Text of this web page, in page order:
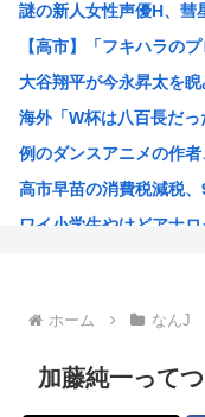
理容室経営て今から難
高市早苗の消費税減税
首相官邸、"映え"を意
【画像】女子高生さん
【動画】 広島記念公園
【批判】ラノベ作家（
謎の新人女性声優H、彗
【高市】「フキハラの
大谷翔平が今永昇太を
海外「W杯は八百長だ
例のダンスアニメの作
高市早苗の消費税減税
ワイ小学生やけどアナ
ちいかわのモモンガ、逝
韓国人「韓国に10年間
ホーム なんJ
加藤純一って